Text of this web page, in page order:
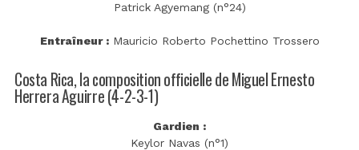
Patrick Agyemang (n°24)
Entraîneur :Mauricio Roberto Pochettino Trossero
Costa Rica, la composition officielle de Miguel Ernesto
Herrera Aguirre (4-2-3-1)
Gardien :
Keylor Navas (n°1)